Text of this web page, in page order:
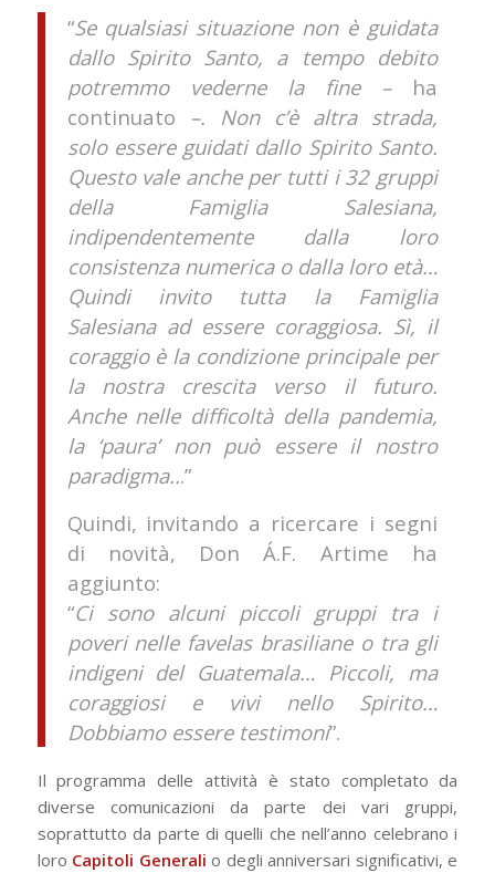
“Se qualsiasi situazione non è guidata
dallo Spirito Santo, a tempo debito
potremmo vederne la fine – ha
continuato –. Non c’è altra strada,
solo essere guidati dallo Spirito Santo.
Questo vale anche per tutti i 32 gruppi
della Famiglia Salesiana,
indipendentemente dalla loro
consistenza numerica o dalla loro età…
Quindi invito tutta la Famiglia
Salesiana ad essere coraggiosa. Sì, il
coraggio è la condizione principale per
la nostra crescita verso il futuro.
Anche nelle difficoltà della pandemia,
la ‘paura’ non può essere il nostro
paradigma...”
Quindi, invitando a ricercare i segni
di novità, Don Á.F. Artime ha
aggiunto:
“Ci sono alcuni piccoli gruppi tra i
poveri nelle favelas brasiliane o tra gli
indigeni del Guatemala… Piccoli, ma
coraggiosi e vivi nello Spirito…
Dobbiamo essere testimoni”.
Il programma delle attività è stato completato da
diverse comunicazioni da parte dei vari gruppi,
soprattutto da parte di quelli che nell’anno celebrano i
loro Capitoli Generali o degli anniversari significativi, e